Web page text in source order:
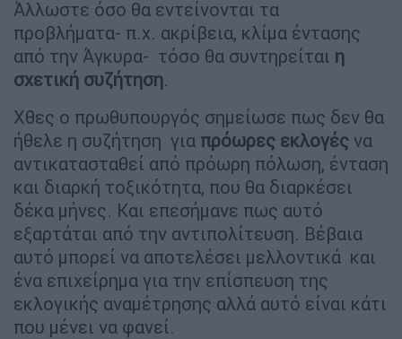
Άλλωστε όσο θα εντείνονται τα
προβλήματα- π.χ. ακρίβεια, κλίμα έντασης
από την Άγκυρα- τόσο θα συντηρείται η
σχετική συζήτηση.
Χθες ο πρωθυπουργός σημείωσε πως δεν θα
ήθελε η συζήτηση για πρόωρες εκλογές να
αντικατασταθεί από πρόωρη πόλωση, ένταση
και διαρκή τοξικότητα, που θα διαρκέσει
δέκα μήνες. Και επεσήμανε πως αυτό
εξαρτάται από την αντιπολίτευση. Βέβαια
αυτό μπορεί να αποτελέσει μελλοντικά και
ένα επιχείρημα για την επίσπευση της
εκλογικής αναμέτρησης αλλά αυτό είναι κάτι
που μένει να φανεί.